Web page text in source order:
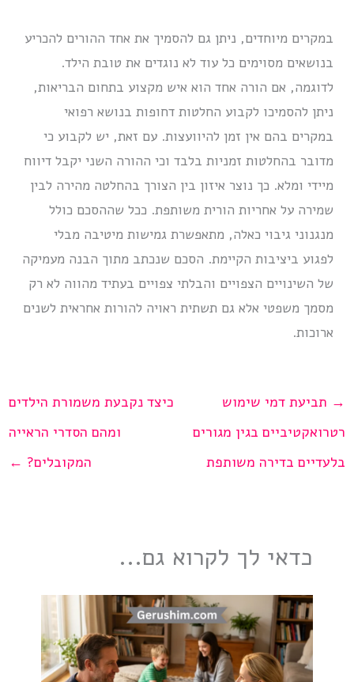
במקרים מיוחדים, ניתן גם להסמיך את אחד ההורים להכריע
בנושאים מסוימים כל עוד לא נוגדים את טובת הילד.
לדוגמה, אם הורה אחד הוא איש מקצוע בתחום הבריאות,
ניתן להסמיכו לקבוע החלטות דחופות בנושא רפואי
במקרים בהם אין זמן להיוועצות. עם זאת, יש לקבוע כי
מדובר בהחלטות זמניות בלבד וכי ההורה השני יקבל דיווח
מיידי ומלא. כך נוצר איזון בין הצורך בהחלטה מהירה לבין
שמירה על אחריות הורית משותפת. ככל שההסכם כולל
מנגנוני גיבוי כאלה, מתאפשרת גמישות מיטיבה מבלי
לפגוע ביציבות הקיימת. הסכם שנכתב מתוך הבנה מעמיקה
של השינויים הצפויים והבלתי צפויים בעתיד מהווה לא רק
מסמך משפטי אלא גם תשתית ראויה להורות אחראית לשנים
ארוכות.
כיצד נקבעת משמורת הילדים
ומהם הסדרי הראייה
המקובלים? ←
→ תביעת דמי שימוש
רטרואקטיביים בגין מגורים
בלעדיים בדירה משותפת
כדאי לך לקרוא גם...